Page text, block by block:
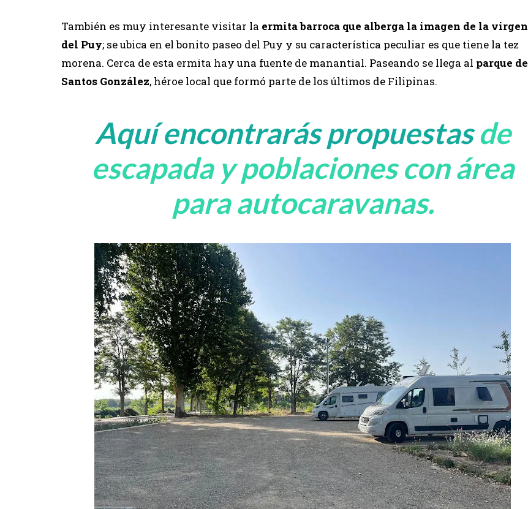
También es muy interesante visitar la ermita barroca que alberga la imagen de la virgen
del Puy; se ubica en el bonito paseo del Puy y su característica peculiar es que tiene la tez
morena. Cerca de esta ermita hay una fuente de manantial. Paseando se llega al parque de
Santos González, héroe local que formó parte de los últimos de Filipinas.
Aquí encontrarás propuestasde
escapada y poblaciones con área
para autocaravanas.